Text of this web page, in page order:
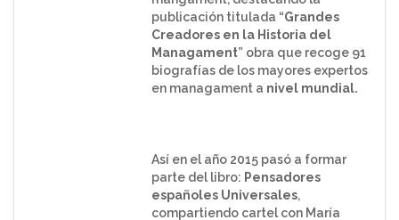
publicación titulada “Grandes
Creadores en la Historia del
Managament” obra que recoge 91
biografías de los mayores expertos
en managament a nivel mundial.
Así en el año 2015 pasó a formar
parte del libro: Pensadores
españoles Universales,
compartiendo cartel con María